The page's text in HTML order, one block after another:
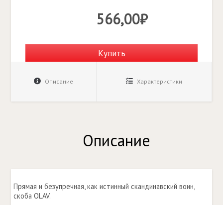
566,00₽
Купить
Описание Характеристики
Описание
Прямая и безупречная, как истинный скандинавский воин,
скоба OLAV.